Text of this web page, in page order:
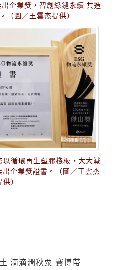
企業獎，智創綠鏈永續·共造
（圖／王雲杰提供）
循環再生塑膠棧板，大大減
企業獎證書。（圖／王雲杰
供）
滴滴潤秋粟 賽博帶